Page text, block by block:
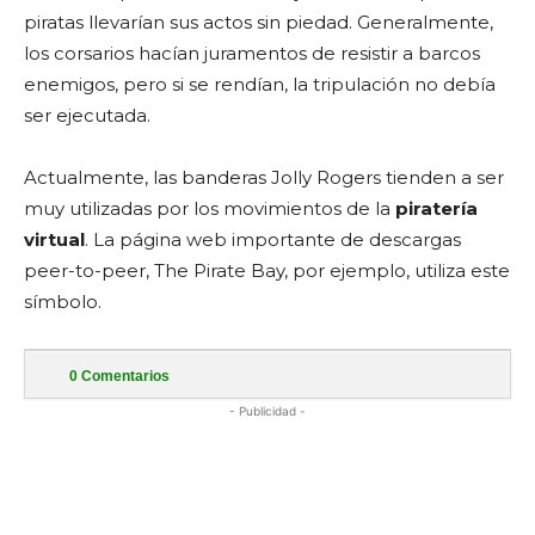
piratas llevarían sus actos sin piedad. Generalmente,
los corsarios hacían juramentos de resistir a barcos
enemigos, pero si se rendían, la tripulación no debía
ser ejecutada.
Actualmente, las banderas Jolly Rogers tienden a ser
muy utilizadas por los movimientos de la piratería
virtual. La página web importante de descargas
peer-to-peer, The Pirate Bay, por ejemplo, utiliza este
símbolo.
0 Comentarios
- Publicidad -